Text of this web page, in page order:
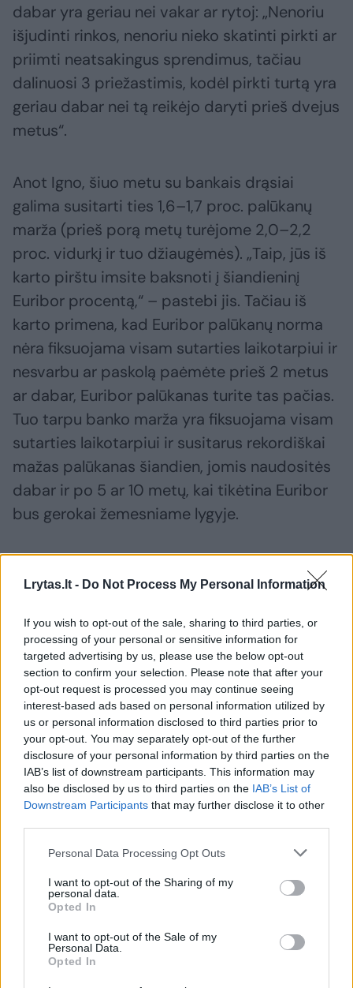
Lrytas.lt - Do Not Process My Personal Information
If you wish to opt-out of the sale, sharing to third parties, or
processing of your personal or sensitive information for
targeted advertising by us, please use the below opt-out
section to confirm your selection. Please note that after your
opt-out request is processed you may continue seeing
interest-based ads based on personal information utilized by
us or personal information disclosed to third parties prior to
your opt-out. You may separately opt-out of the further
disclosure of your personal information by third parties on the
IAB’s list of downstream participants. This information may
also be disclosed by us to third parties on the IAB’s List of
Downstream Participants that may further disclose it to other
Personal Data Processing Opt Outs
I want to opt-out of the Sharing of my
personal data.
Opted In
I want to opt-out of the Sale of my
Personal Data.
Opted In
dabar yra geriau nei vakar ar rytoj: „Nenoriu
išjudinti rinkos, nenoriu nieko skatinti pirkti ar
priimti neatsakingus sprendimus, tačiau
dalinuosi 3 priežastimis, kodėl pirkti turtą yra
geriau dabar nei tą reikėjo daryti prieš dvejus
metus“.
Anot Igno, šiuo metu su bankais drąsiai
galima susitarti ties 1,6–1,7 proc. palūkanų
marža (prieš porą metų turėjome 2,0–2,2
proc. vidurkį ir tuo džiaugėmės). „Taip, jūs iš
karto pirštu imsite baksnoti į šiandieninį
Euribor procentą,“ – pastebi jis. Tačiau iš
karto primena, kad Euribor palūkanų norma
nėra fiksuojama visam sutarties laikotarpiui ir
nesvarbu ar paskolą paėmėte prieš 2 metus
ar dabar, Euribor palūkanas turite tas pačias.
Tuo tarpu banko marža yra fiksuojama visam
sutarties laikotarpiui ir susitarus rekordiškai
mažas palūkanas šiandien, jomis naudositės
dabar ir po 5 ar 10 metų, kai tikėtina Euribor
bus gerokai žemesniame lygyje.
Susiję straipsniai
2 tūkst. eurų per mėnesį –
štai kokie būstai Vilniuje
išnuomojami be vargo:
Vilma
„Iš viso to išplaukia paradoksas, kad